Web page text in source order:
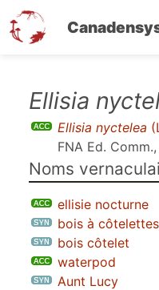
contenu
Ellisia
Ellisia nyctelea
FNA Ed.
Noms
ellisie nocturne
bois à côtelettes
bois côtelet
waterpod
Aunt Lucy